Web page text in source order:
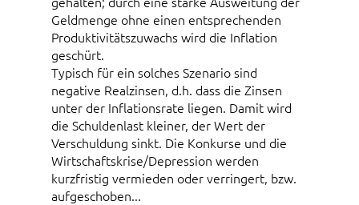
Geldmenge ohne einen entsprechenden
Produktivitätszuwachs wird die Inflation
geschürt.
Typisch für ein solches Szenario sind
negative Realzinsen, d.h. dass die Zinsen
unter der Inflationsrate liegen. Damit wird
die Schuldenlast kleiner, der Wert der
Verschuldung sinkt. Die Konkurse und die
Wirtschaftskrise/Depression werden
kurzfristig vermieden oder verringert, bzw.
aufgeschoben...